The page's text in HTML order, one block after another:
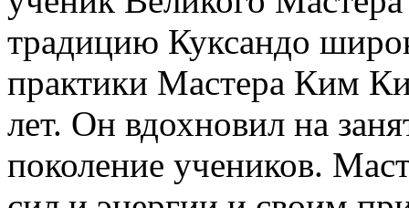
традицию Куксандо
практики Мастера Ким
лет. Он вдохновил на
поколение учеников.